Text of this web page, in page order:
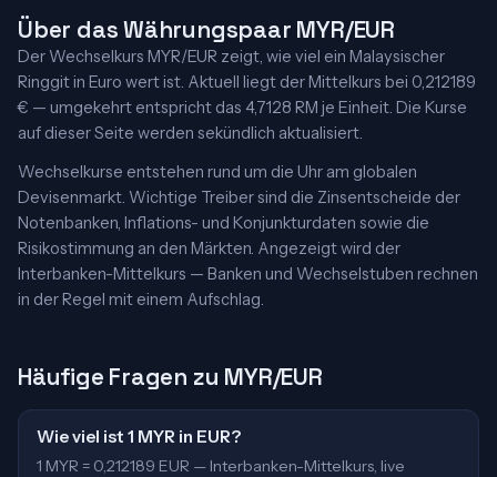
Über das Währungspaar MYR/EUR
Der Wechselkurs MYR/EUR zeigt, wie viel ein Malaysischer
Ringgit in Euro wert ist. Aktuell liegt der Mittelkurs bei 0,212189
€ — umgekehrt entspricht das 4,7128 RM je Einheit. Die Kurse
auf dieser Seite werden sekündlich aktualisiert.
Wechselkurse entstehen rund um die Uhr am globalen
Devisenmarkt. Wichtige Treiber sind die Zinsentscheide der
Notenbanken, Inflations- und Konjunkturdaten sowie die
Risikostimmung an den Märkten. Angezeigt wird der
Interbanken-Mittelkurs — Banken und Wechselstuben rechnen
in der Regel mit einem Aufschlag.
Häufige Fragen zu MYR/EUR
Wie viel ist 1 MYR in EUR?
1 MYR = 0,212189 EUR — Interbanken-Mittelkurs, live